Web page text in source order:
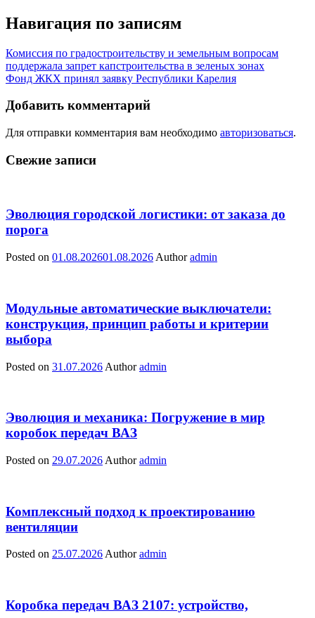
Навигация по записям
Комиссия по градостроительству и земельным вопросам
поддержала запрет капстроительства в зеленых зонах
Фонд ЖКХ принял заявку Республики Карелия
Добавить комментарий
Для отправки комментария вам необходимо авторизоваться.
Свежие записи
Эволюция городской логистики: от заказа до
порога
Posted on 01.08.202601.08.2026 Author admin
Модульные автоматические выключатели:
конструкция, принцип работы и критерии
выбора
Posted on 31.07.2026 Author admin
Эволюция и механика: Погружение в мир
коробок передач ВАЗ
Posted on 29.07.2026 Author admin
Комплексный подход к проектированию
вентиляции
Posted on 25.07.2026 Author admin
Коробка передач ВАЗ 2107: устройство,